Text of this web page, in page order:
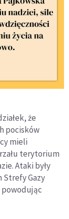
że
pocisków
mieli
terytorium
Ataki były
Gazy
powodując